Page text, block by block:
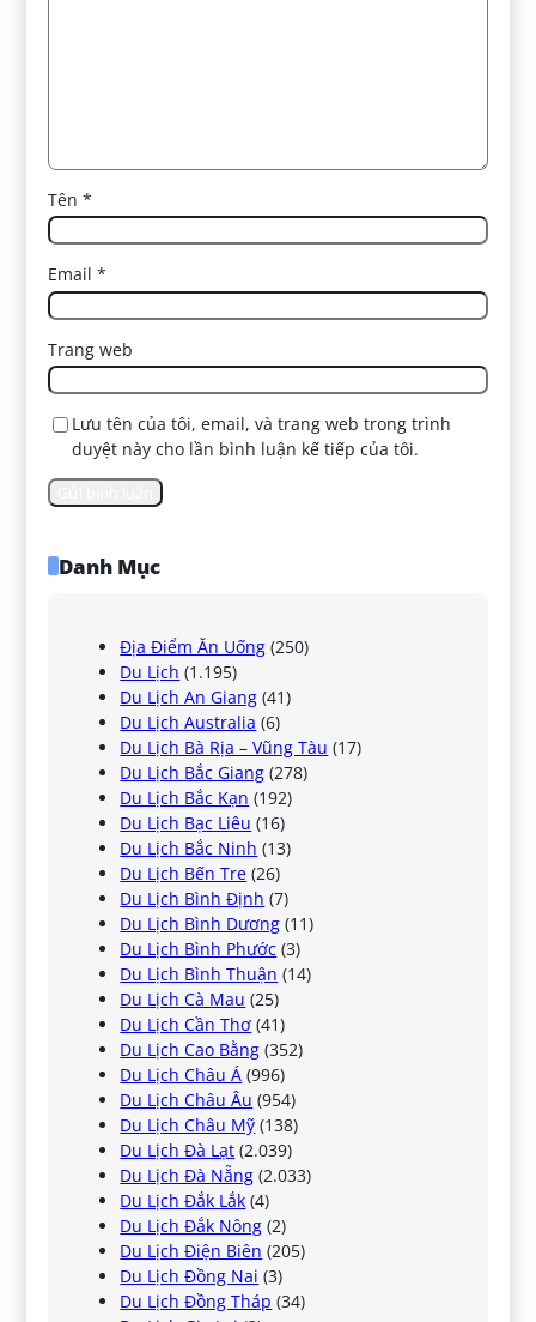
Tên*
Email*
Trang web
Lưu tên của tôi, email, và trang web trong trình
duyệt này cho lần bình luận kế tiếp của tôi.
Danh Mục
Địa Điểm Ăn Uống (250)
Du Lịch (1.195)
Du Lịch An Giang (41)
Du Lịch Australia (6)
Du Lịch Bà Rịa – Vũng Tàu (17)
Du Lịch Bắc Giang (278)
Du Lịch Bắc Kạn (192)
Du Lịch Bạc Liêu (16)
Du Lịch Bắc Ninh (13)
Du Lịch Bến Tre (26)
Du Lịch Bình Định (7)
Du Lịch Bình Dương (11)
Du Lịch Bình Phước (3)
Du Lịch Bình Thuận (14)
Du Lịch Cà Mau (25)
Du Lịch Cần Thơ (41)
Du Lịch Cao Bằng (352)
Du Lịch Châu Á (996)
Du Lịch Châu Âu (954)
Du Lịch Châu Mỹ (138)
Du Lịch Đà Lạt (2.039)
Du Lịch Đà Nẵng (2.033)
Du Lịch Đắk Lắk (4)
Du Lịch Đắk Nông (2)
Du Lịch Điện Biên (205)
Du Lịch Đồng Nai (3)
Du Lịch Đồng Tháp (34)